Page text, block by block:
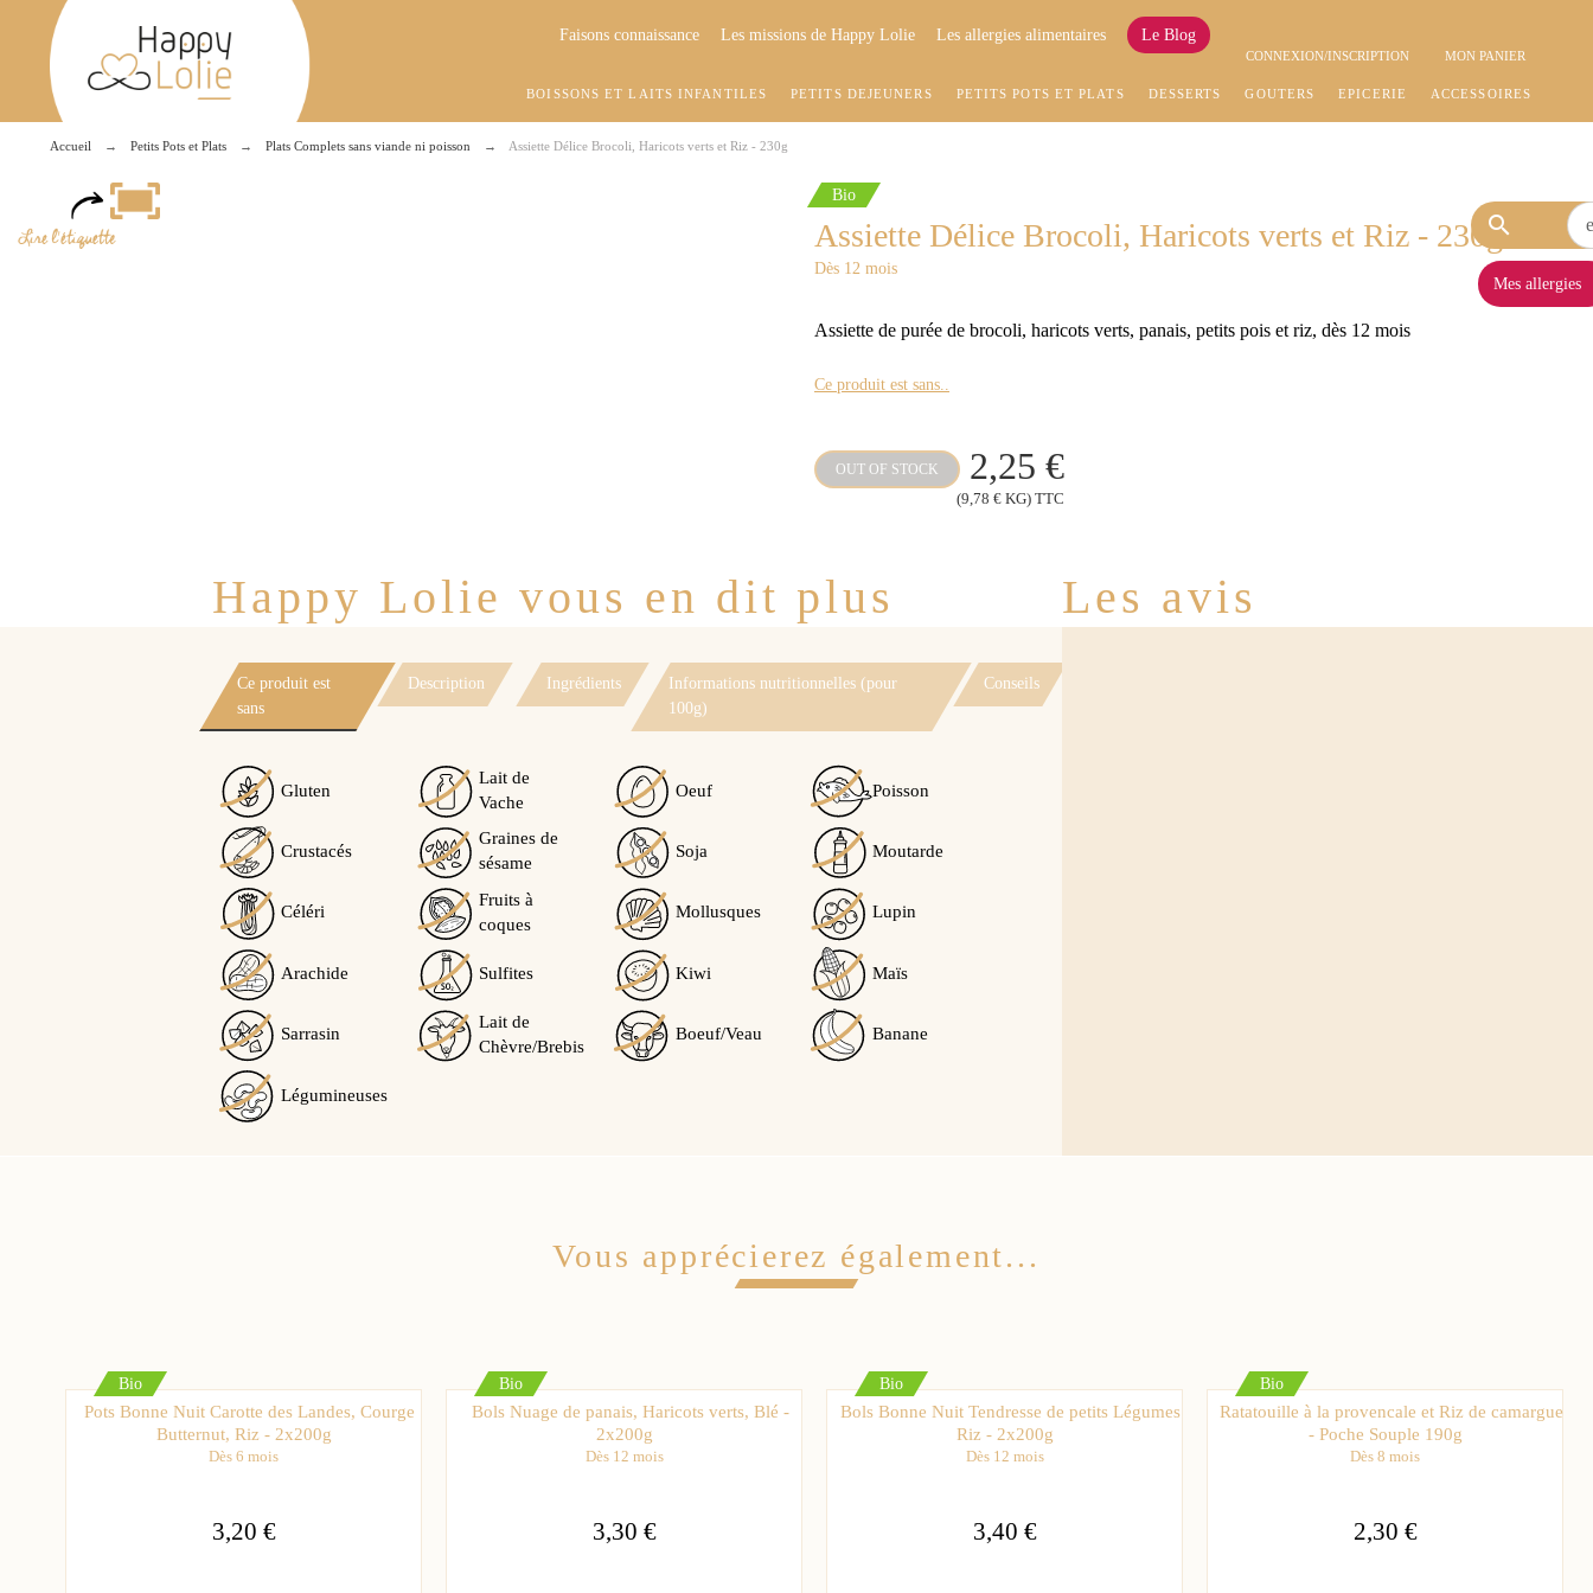
Faisons connaissance Les missions de Happy Lolie Les allergies alimentaires Le Blog
CONNEXION/INSCRIPTION MON PANIER
BOISSONS ET LAITS INFANTILES PETITS DÉJEUNERS PETITS POTS ET PLATS DESSERTS GOÛTERS EPICERIE ACCESSOIRES
Accueil Petits Pots et Plats Plats Complets sans viande ni poisson Assiette Délice Brocoli, Haricots verts et Riz - 230g
Bio
Assiette Délice Brocoli, Haricots verts et Riz - 230g
Dès 12 mois
Assiette de purée de brocoli, haricots verts, panais, petits pois et riz, dès 12 mois
Ce produit est sans..
OUT OF STOCK 2,25 €
(9,78 € KG) TTC
Happy Lolie vous en dit plus
Ce produit est
sans
Description Ingrédients
Informations nutritionnelles (pour
100g)
Conseils
Gluten
Lait de
Vache
Oeuf Poisson
Crustacés
Graines de
sésame
Soja Moutarde
Céléri
Fruits à
coques
Mollusques Lupin
Arachide Sulfites Kiwi Maïs
Sarrasin
Lait de
Chèvre/Brebis
Boeuf/Veau Banane
Légumineuses
Les avis
Vous apprécierez également...
Bio
Pots Bonne Nuit Carotte des Landes, Courge
Butternut, Riz - 2x200g
Dès 6 mois
3,20 €
Bio
Bols Nuage de panais, Haricots verts, Blé -
2x200g
Dès 12 mois
3,30 €
Bio
Bols Bonne Nuit Tendresse de petits Légumes
Riz - 2x200g
Dès 12 mois
3,40 €
Bio
Ratatouille à la provencale et Riz de camargue
- Poche Souple 190g
Dès 8 mois
2,30 €
Mes allergies
search